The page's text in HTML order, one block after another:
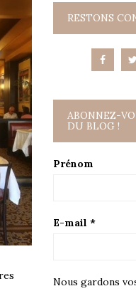
RESTONS
ABONNEZ-
DU BLOG !
Prénom
E-mail *
Nous gardons